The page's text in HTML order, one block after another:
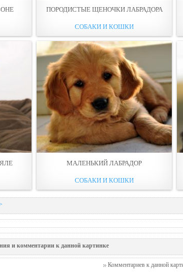
ПОРОДИСТЫЕ ЩЕНОЧКИ ЛАБРАДОРА
СОБАКИ И КОШКИ
МАЛЕНЬКИЙ ЛАБРАДОР
СОБАКИ И КОШКИ
и комментарии к данной картинке
Комментариев к данной